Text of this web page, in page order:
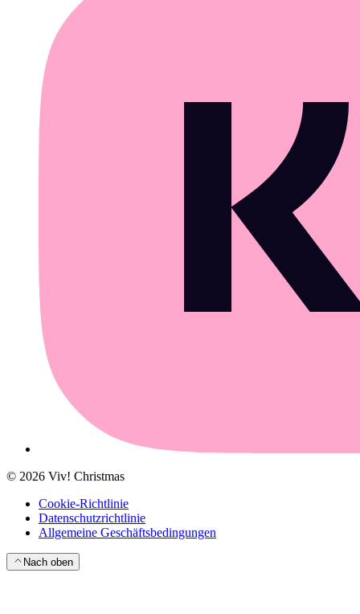
© 2026 Viv! Christmas
Cookie-Richtlinie
Datenschutzrichtlinie
Allgemeine Geschäftsbedingungen
Nach oben